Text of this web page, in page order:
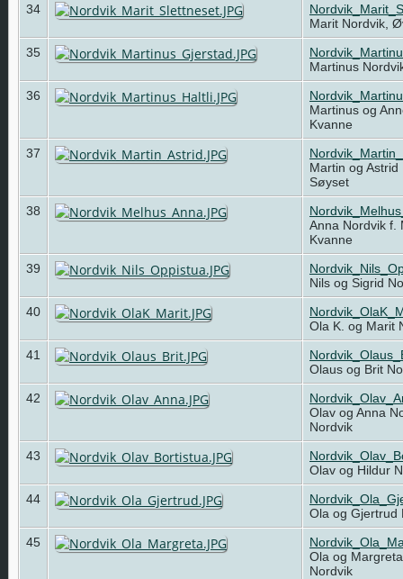
34
Marit Nordvik,
35
Martinus
36
Martinus og
Kvanne
37
Martin og
Søyset
38
Anna Nordvik f.
Kvanne
39
Nils og Sigrid
40
Ola K. og Marit
41
Olaus og Brit
42
Olav og Anna
Nordvik
43
Olav og Hildur
44
Ola og
45
Ola og
Nordvik